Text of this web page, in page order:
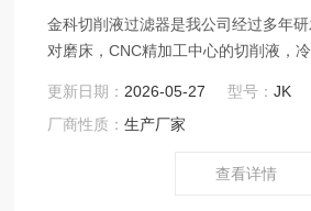
金科切削液过滤器是我公司经过多年
对磨床，CNC精加工中心的切削液，
切削液废液排放问题，改善切削液中的
的问题。
更新日期： 2026-05-27 型号：JK
厂商性质：生产厂家
查看详情